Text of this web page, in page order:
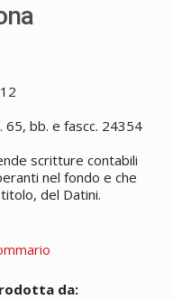
bb. e fascc. 24354
scritture contabili
nel fondo e che
del Datini.
da: